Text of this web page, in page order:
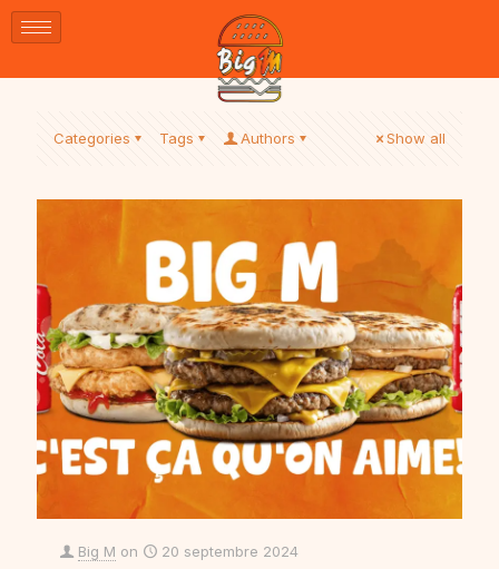
Categories Tags Authors Show all
Big M on 20 septembre 2024